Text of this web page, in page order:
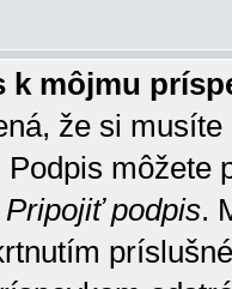
k môjmu
že si
Podpis môžete
Pripojiť podpis.